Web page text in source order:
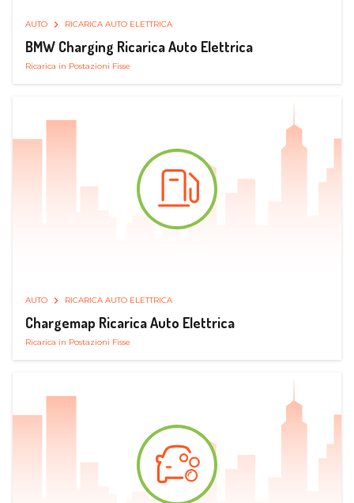
AUTO RICARICA AUTO ELETTRICA
BMW Charging Ricarica Auto Elettrica
Ricarica in Postazioni Fisse
AUTO RICARICA AUTO ELETTRICA
Chargemap Ricarica Auto Elettrica
Ricarica in Postazioni Fisse